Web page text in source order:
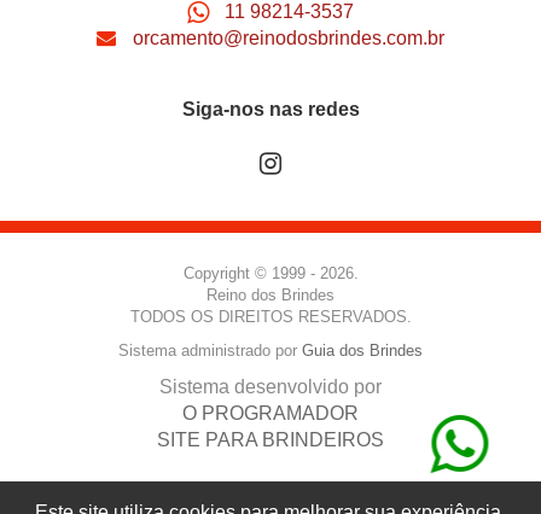
11 98214-3537
orcamento@reinodosbrindes.com.br
Siga-nos nas redes
Copyright © 1999 - 2026.
Reino dos Brindes
TODOS OS DIREITOS RESERVADOS.
Sistema administrado por Guia dos Brindes
Sistema desenvolvido por
O PROGRAMADOR
SITE PARA BRINDEIROS